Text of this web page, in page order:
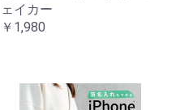
ェイカー
￥1,980